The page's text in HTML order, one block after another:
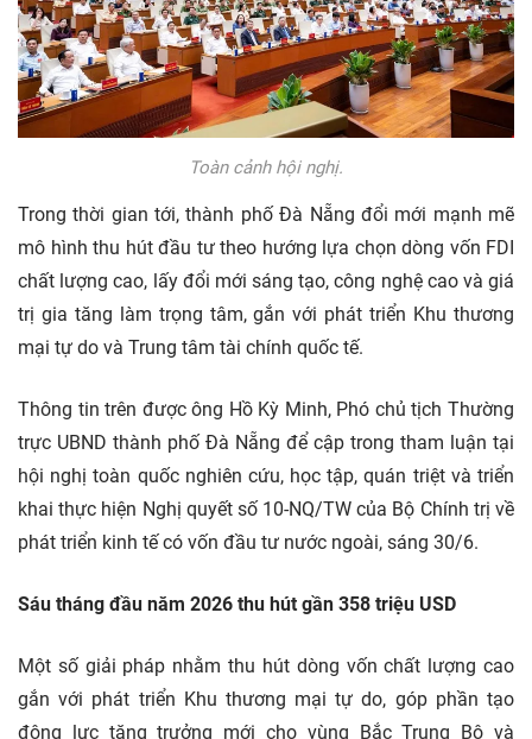
Toàn cảnh hội nghị.
Trong thời gian tới, thành phố Đà Nẵng đổi mới mạnh mẽ
mô hình thu hút đầu tư theo hướng lựa chọn dòng vốn FDI
chất lượng cao, lấy đổi mới sáng tạo, công nghệ cao và giá
trị gia tăng làm trọng tâm, gắn với phát triển Khu thương
mại tự do và Trung tâm tài chính quốc tế.
Thông tin trên được ông Hồ Kỳ Minh, Phó chủ tịch Thường
trực UBND thành phố Đà Nẵng để cập trong tham luận tại
hội nghị toàn quốc nghiên cứu, học tập, quán triệt và triển
khai thực hiện Nghị quyết số 10-NQ/TW của Bộ Chính trị về
phát triển kinh tế có vốn đầu tư nước ngoài, sáng 30/6.
Sáu tháng đầu năm 2026 thu hút gần 358 triệu USD
Một số giải pháp nhằm thu hút dòng vốn chất lượng cao
gắn với phát triển Khu thương mại tự do, góp phần tạo
động lực tăng trưởng mới cho vùng Bắc Trung Bộ và